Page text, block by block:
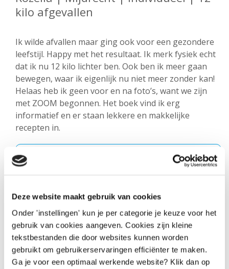
Deze website maakt gebruik van cookies
Onder 'instellingen' kun je per categorie je keuze voor het
gebruik van cookies aangeven. Cookies zijn kleine
tekstbestanden die door websites kunnen worden
gebruikt om gebruikerservaringen efficiënter te maken.
Ga je voor een optimaal werkende website? Klik dan op
kilo afgevallen
Ik wilde afvallen maar ging ook voor een gezondere
leefstijl. Happy met het resultaat. Ik merk fysiek echt
dat ik nu 12 kilo lichter ben. Ook ben ik meer gaan
bewegen, waar ik eigenlijk nu niet meer zonder kan!
Helaas heb ik geen voor en na foto’s, want we zijn
met ZOOM begonnen. Het boek vind ik erg
informatief en er staan lekkere en makkelijke
recepten in.